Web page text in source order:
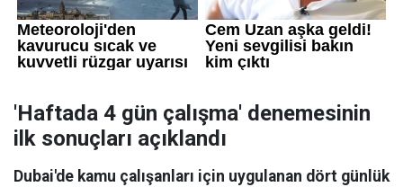
'Haftada 4 gün çalışma' denemesinin
ilk sonuçları açıklandı
Dubai'de kamu çalışanları için uygulanan dört günlük